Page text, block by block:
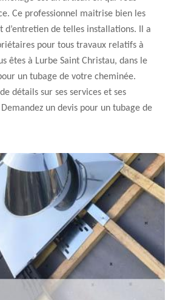
Ce professionnel maitrise bien les
d’entretien de telles installations. Il a
pour tous travaux relatifs à
êtes à Lurbe Saint Christau, dans le
un tubage de votre cheminée.
détails sur ses services et ses
un devis pour un tubage de